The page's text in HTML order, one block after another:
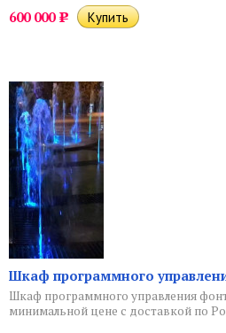
600 000 Р
Шкаф программного
Шкаф программного управления
минимальной цене с доставкой по